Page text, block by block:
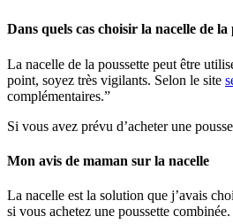
Dans quels cas choisir la nacelle de la
La nacelle de la poussette peut être
point, soyez très vigilants. Selon le site
complémentaires.”
Si vous avez prévu d’acheter une
Mon avis de maman sur la nacelle
La nacelle est la solution que j’avais
si vous achetez une poussette combinée.